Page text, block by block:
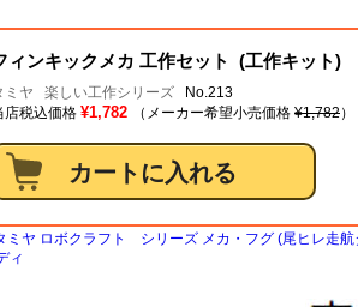
ィンキックメカ 工作セット (工作キット)
ミヤ 楽しい工作シリーズ No.213
店税込価格 ¥1,782 （メーカー希望小売価格 ¥1,782）
ミヤ ロボクラフト シリーズ メカ・フグ (尾ヒレ走航
ィ
ャルホビー
ダ（Zvezda）